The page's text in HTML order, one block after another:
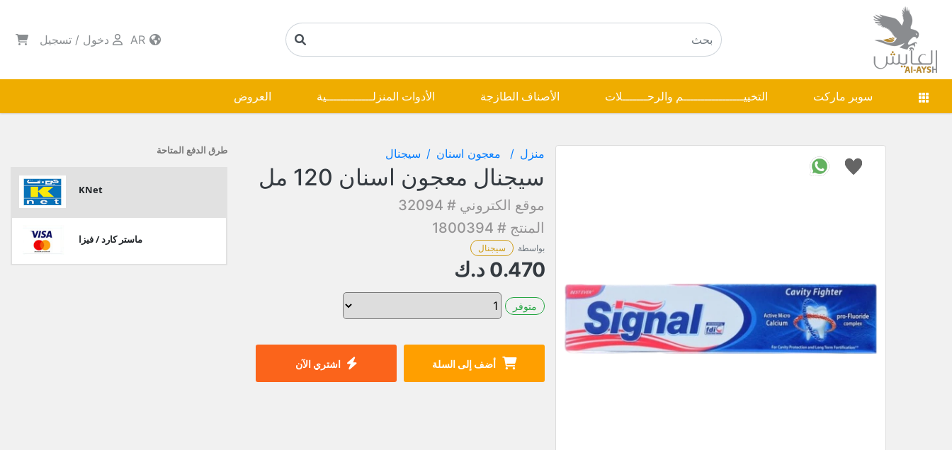
دخول / تسجيل
سوبر ماركت التخييـــــــــــــــــم والرحـــــــلات الأصناف الطازجة الأدوات المنزلـــــــــــــية العروض
منزل معجون اسنان سيجنال
سيجنال معجون اسنان 120 مل
موقع الكتروني # 32094
المنتج # 1800394
بواسطة سيجنال
0.470 د.ك
متوفر
أضف إلى السلة اشتري الآن
طرق الدفع المتاحة
KNet
ماستر كارد / فيزا